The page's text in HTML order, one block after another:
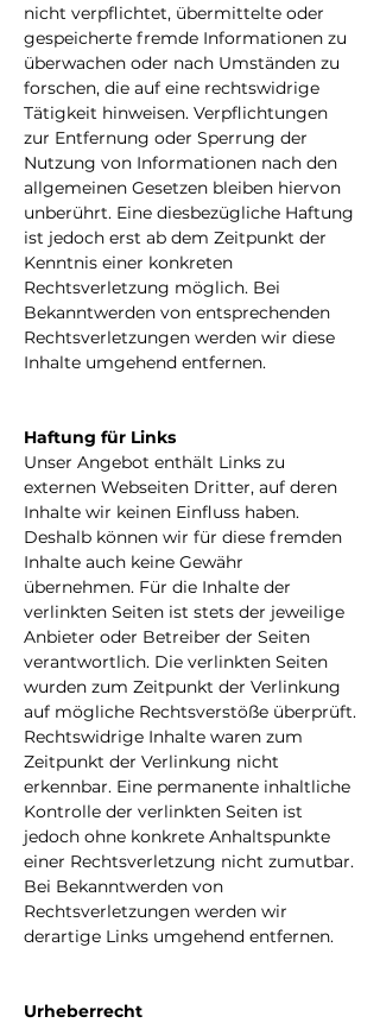
nicht verpflichtet, übermittelte oder
gespeicherte fremde Informationen zu
überwachen oder nach Umständen zu
forschen, die auf eine rechtswidrige
Tätigkeit hinweisen. Verpflichtungen
zur Entfernung oder Sperrung der
Nutzung von Informationen nach den
allgemeinen Gesetzen bleiben hiervon
unberührt. Eine diesbezügliche Haftung
ist jedoch erst ab dem Zeitpunkt der
Kenntnis einer konkreten
Rechtsverletzung möglich. Bei
Bekanntwerden von entsprechenden
Rechtsverletzungen werden wir diese
Inhalte umgehend entfernen.
Haftung für Links
Unser Angebot enthält Links zu
externen Webseiten Dritter, auf deren
Inhalte wir keinen Einfluss haben.
Deshalb können wir für diese fremden
Inhalte auch keine Gewähr
übernehmen. Für die Inhalte der
verlinkten Seiten ist stets der jeweilige
Anbieter oder Betreiber der Seiten
verantwortlich. Die verlinkten Seiten
wurden zum Zeitpunkt der Verlinkung
auf mögliche Rechtsverstöße überprüft.
Rechtswidrige Inhalte waren zum
Zeitpunkt der Verlinkung nicht
erkennbar. Eine permanente inhaltliche
Kontrolle der verlinkten Seiten ist
jedoch ohne konkrete Anhaltspunkte
einer Rechtsverletzung nicht zumutbar.
Bei Bekanntwerden von
Rechtsverletzungen werden wir
derartige Links umgehend entfernen.
Urheberrecht